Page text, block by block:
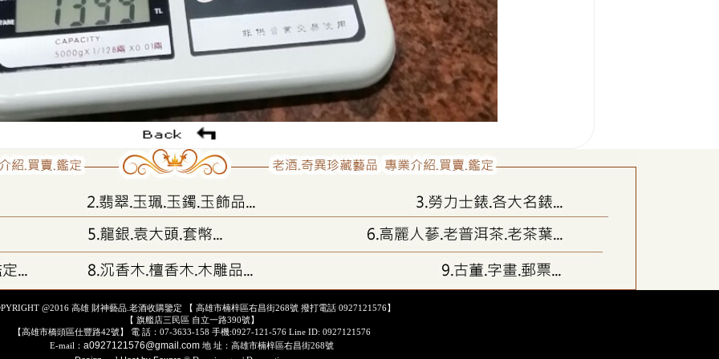
@2016 高雄 財神藝品.老酒收購鑒定 【 高雄市楠梓區右昌街268號 撥打電話 0927121576】
【 旗艦店三民區 自立一路390號】
【高雄市橋頭區仕豐路42號】 電 話：07-3633-158 手機:0927-121-576 Line ID: 0927121576
E-mail： a0927121576@gmail.com 地 址：高雄市楠梓區右昌街268號